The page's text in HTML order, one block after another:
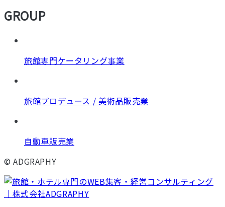
GROUP
旅館専門ケータリング事業
旅館プロデュース / 美術品販売業
自動車販売業
© ADGRAPHY